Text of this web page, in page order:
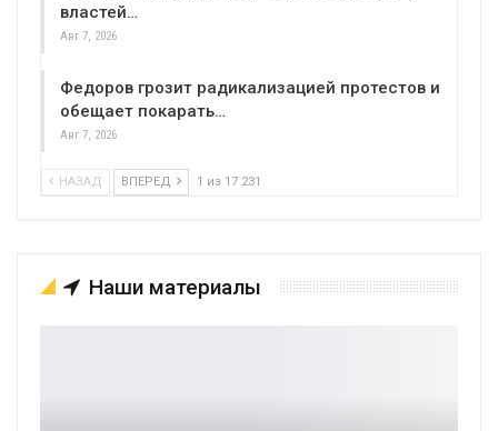
властей…
Авг 7, 2026
Федоров грозит радикализацией протестов и
обещает покарать…
Авг 7, 2026
НАЗАД ВПЕРЕД 1 из 17 231
Наши материалы